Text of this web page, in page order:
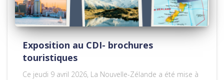
Exposition au CDI- brochures
touristiques
Ce jeudi 9 avril 2026, La Nouvelle-Zélande a été mise à